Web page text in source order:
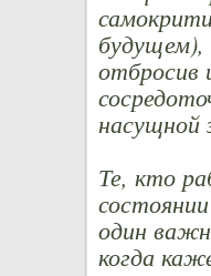
отбросив
насущной
Те, кто
один
когда